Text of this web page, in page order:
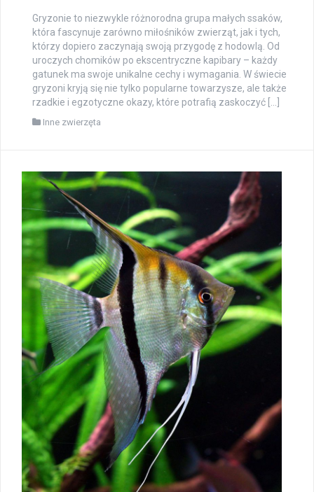
Gryzonie to niezwykle różnorodna grupa małych ssaków,
która fascynuje zarówno miłośników zwierząt, jak i tych,
którzy dopiero zaczynają swoją przygodę z hodowlą. Od
uroczych chomików po ekscentryczne kapibary – każdy
gatunek ma swoje unikalne cechy i wymagania. W świecie
gryzoni kryją się nie tylko popularne towarzysze, ale także
rzadkie i egzotyczne okazy, które potrafią zaskoczyć […]
Inne zwierzęta